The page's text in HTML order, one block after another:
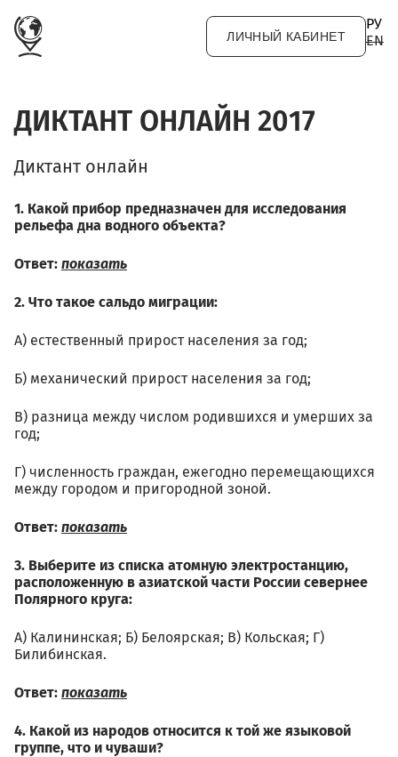
ЛИЧНЫЙ КАБИНЕТ
РУ
EN
ДИКТАНТ ОНЛАЙН 2017
Диктант онлайн
1. Какой прибор предназначен для исследования
рельефа дна водного объекта?
Ответ: показать
2. Что такое сальдо миграции:
А) естественный прирост населения за год;
Б) механический прирост населения за год;
В) разница между числом родившихся и умерших за
год;
Г) численность граждан, ежегодно перемещающихся
между городом и пригородной зоной.
Ответ: показать
3. Выберите из списка атомную электростанцию,
расположенную в азиатской части России севернее
Полярного круга:
А) Калининская; Б) Белоярская; В) Кольская; Г)
Билибинская.
Ответ: показать
4. Какой из народов относится к той же языковой
группе, что и чуваши?